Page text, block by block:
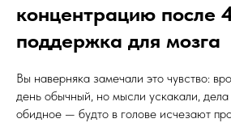
концентрацию после
поддержка для мозга
Вы наверняка замечали это чувство:
день обычный, но мысли ускакали,
обидное — будто в голове исчезают